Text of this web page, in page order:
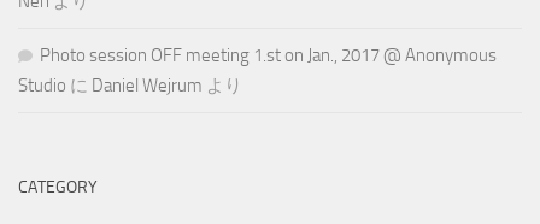
Photo session OFF meeting 1.st on Jan., 2017 @ Anonymous
Studio に Daniel Wejrum より
CATEGORY